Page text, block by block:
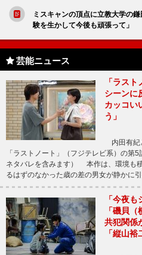
ミスキャンの頂点に立教大学の
験を生かして今後も頑張って」
芸能ニュース
「ラス
シーンに
カッコい
う」
内田有紀
「ラストノート」（フジテレビ系）の第
ネタバレを含みます） 本作は、環境も
るはずのなかった歳の差の男女が静かに
「今夜
「磯貝
共犯関係
「縦山